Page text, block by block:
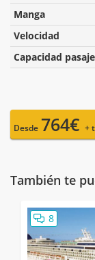
Manga
Velocidad
Capacidad
Desde 764€ +
También te
8